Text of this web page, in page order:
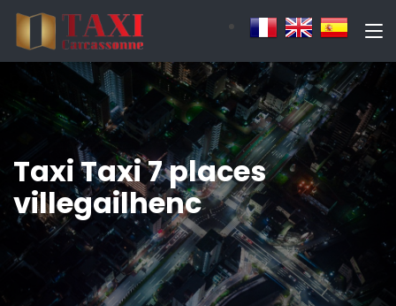
Taxi Taxi 7 places
villegailhenc